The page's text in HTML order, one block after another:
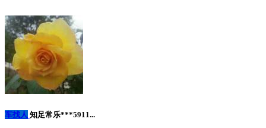
车找人 知足常乐***5911...